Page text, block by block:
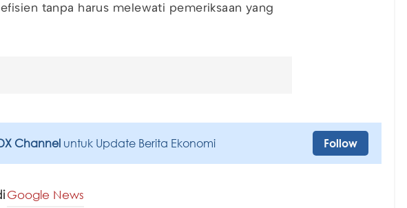
tanpa harus melewati pemeriksaan yang
Channel untuk Update Berita Ekonomi Follow
Google News